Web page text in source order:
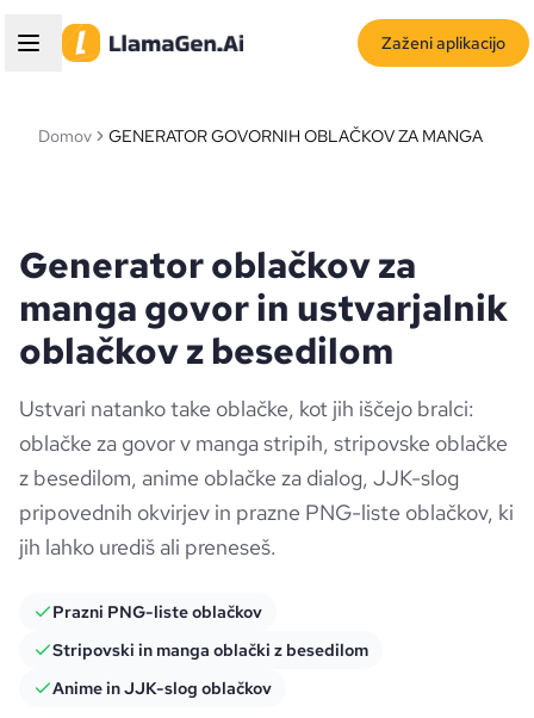
Zaženi aplikacijo
Domov GENERATOR GOVORNIH OBLAČKOV ZA MANGA
Generator oblačkov za
manga govor in ustvarjalnik
oblačkov z besedilom
Ustvari natanko take oblačke, kot jih iščejo bralci:
oblačke za govor v manga stripih, stripovske oblačke
z besedilom, anime oblačke za dialog, JJK-slog
pripovednih okvirjev in prazne PNG-liste oblačkov, ki
jih lahko urediš ali preneseš.
Prazni PNG-liste oblačkov
Stripovski in manga oblački z besedilom
Anime in JJK-slog oblačkov